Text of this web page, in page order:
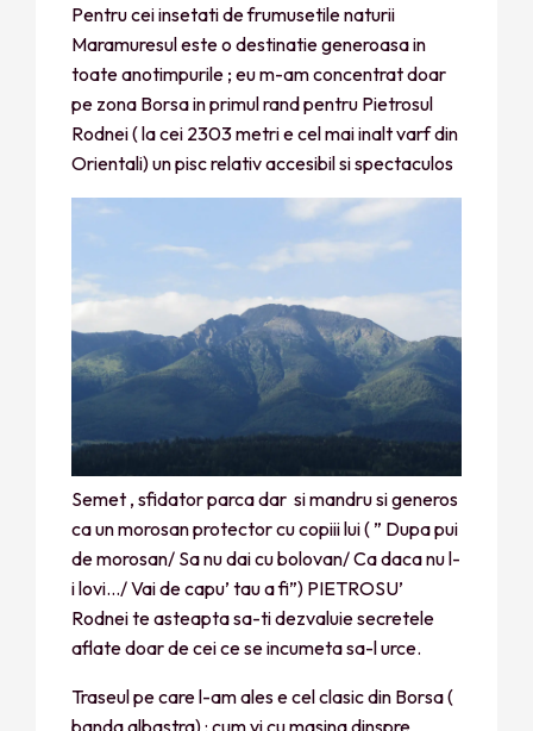
Pentru cei insetati de frumusetile naturii
Maramuresul este o destinatie generoasa in
toate anotimpurile ; eu m-am concentrat doar
pe zona Borsa in primul rand pentru Pietrosul
Rodnei ( la cei 2303 metri e cel mai inalt varf din
Orientali) un pisc relativ accesibil si spectaculos
Semet , sfidator parca dar si mandru si generos
ca un morosan protector cu copiii lui ( ” Dupa pui
de morosan/ Sa nu dai cu bolovan/ Ca daca nu l-
i lovi…/ Vai de capu’ tau a fi”) PIETROSU’
Rodnei te asteapta sa-ti dezvaluie secretele
aflate doar de cei ce se incumeta sa-l urce.
Traseul pe care l-am ales e cel clasic din Borsa (